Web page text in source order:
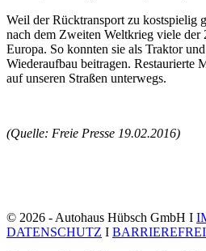
Weil der Rücktransport zu kostspielig
nach dem Zweiten Weltkrieg viele der
Europa. So konnten sie als Traktor
Wiederaufbau beitragen. Restaurierte
auf unseren Straßen unterwegs.
(Quelle: Freie Presse 19.02.2016)
© 2026 - Autohaus Hübsch GmbH I
DATENSCHUTZ I